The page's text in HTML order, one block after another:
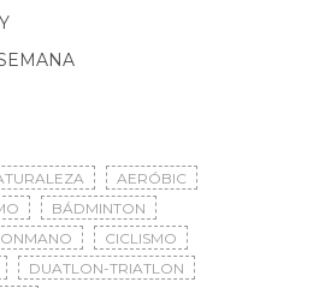
AERÓBIC
BÁDMINTON
CICLISMO
DUATLON-TRIATLON